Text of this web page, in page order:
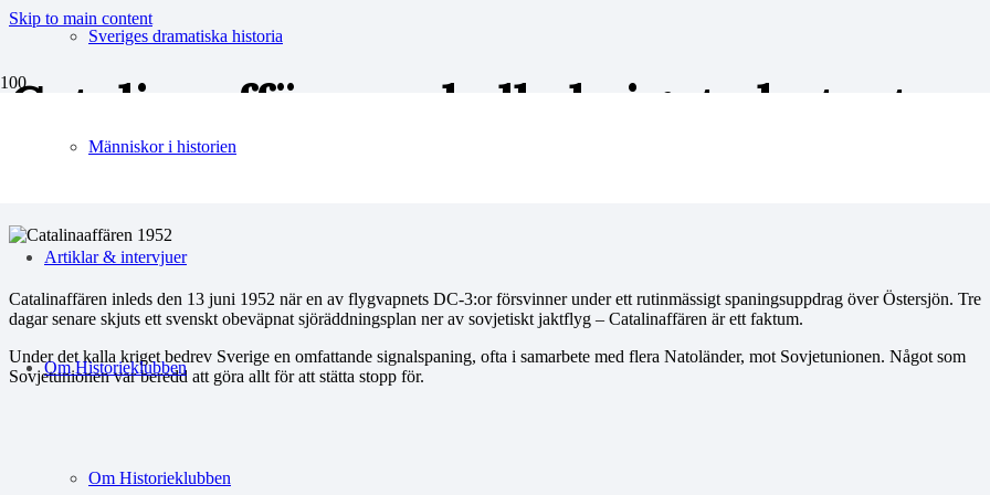
Skip to main content
Sveriges dramatiska historia
Människor i historien
Artiklar & intervjuer
Om Historieklubben
Om Historieklubben
Catalinaaffären – kalla krigets hetaste
svenska ögonblick
Catalinaffären inleds den 13 juni 1952 när en av flygvapnets DC-3:or försvinner under ett rutinmässigt spaningsuppdrag över Östersjön. Tre
dagar senare skjuts ett svenskt obeväpnat sjöräddningsplan ner av sovjetiskt jaktflyg – Catalinaffären är ett faktum.
Under det kalla kriget bedrev Sverige en omfattande signalspaning, ofta i samarbete med flera Natoländer, mot Sovjetunionen. Något som
Sovjetunionen var beredd att göra allt för att stätta stopp för.